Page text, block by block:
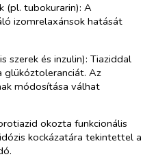
(pl. tubokurarin): A
izomrelaxánsok hatását
szerek és inzulin): Tiaziddal
glükóztoleranciát. Az
módosítása válhat
okozta funkcionális
kockázatára tekintettel a